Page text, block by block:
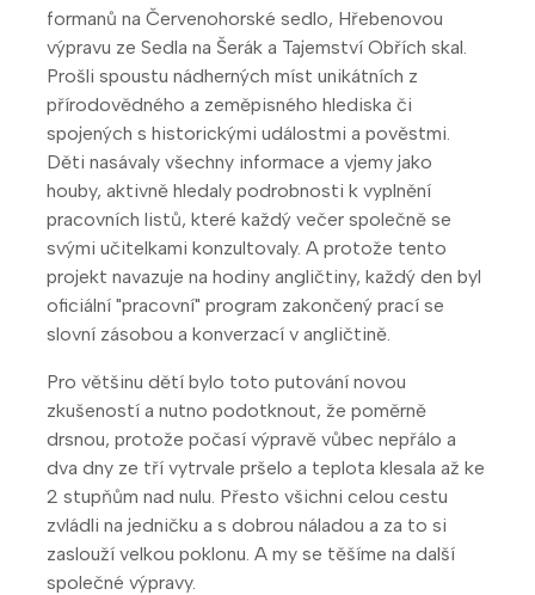
formanů na Červenohorské sedlo, Hřebenovou
výpravu ze Sedla na Šerák a Tajemství Obřích skal.
Prošli spoustu nádherných míst unikátních z
přírodovědného a zeměpisného hlediska či
spojených s historickými událostmi a pověstmi.
Děti nasávaly všechny informace a vjemy jako
houby, aktivně hledaly podrobnosti k vyplnění
pracovních listů, které každý večer společně se
svými učitelkami konzultovaly. A protože tento
projekt navazuje na hodiny angličtiny, každý den byl
oficiální "pracovní" program zakončený prací se
slovní zásobou a konverzací v angličtině.
Pro většinu dětí bylo toto putování novou
zkušeností a nutno podotknout, že poměrně
drsnou, protože počasí výpravě vůbec nepřálo a
dva dny ze tří vytrvale pršelo a teplota klesala až ke
2 stupňům nad nulu. Přesto všichni celou cestu
zvládli na jedničku a s dobrou náladou a za to si
zaslouží velkou poklonu. A my se těšíme na další
společné výpravy.